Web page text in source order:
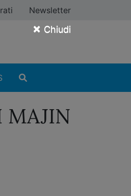
× Chiudi
Newsletter
MAJIN